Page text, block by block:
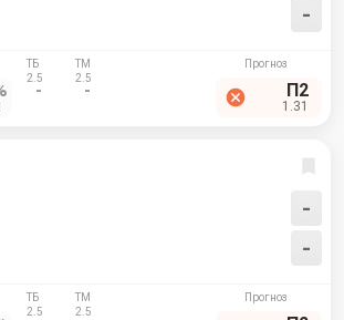
-
- - П2
1.31
-
-